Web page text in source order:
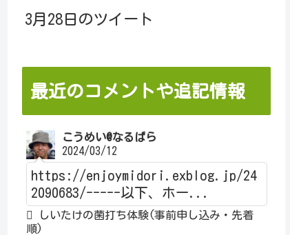
3月28日のツイート
最近のコメントや追記情報
こうめい@なるぱら
2024/03/12
https://enjoymidori.exblog.jp/24
2090683/-----以下、ホー...
しいたけの菌打ち体験(事前申し込み・先着
順)